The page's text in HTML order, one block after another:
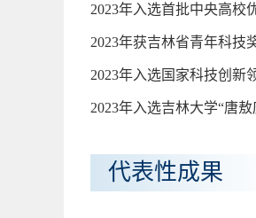
2023年入选首批中央高校
2023年获吉林省青年科技
2023年入选国家科技创新
2023年入选吉林大学“唐
代表性成果